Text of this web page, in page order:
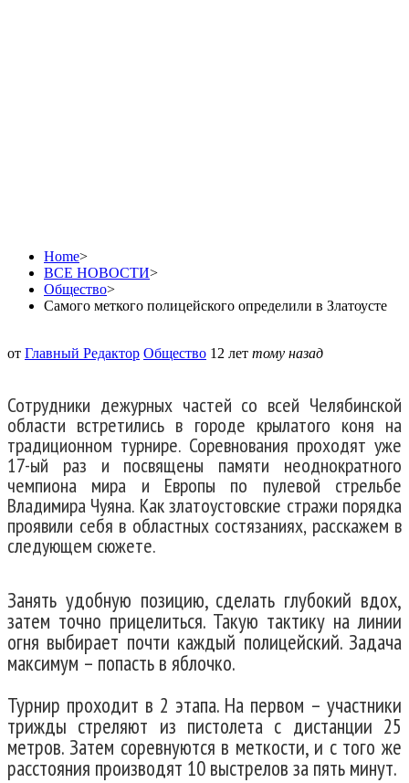
Home>
ВСЕ НОВОСТИ>
Общество>
Самого меткого полицейского определили в Златоусте
от Главный Редактор Общество 12 лет тому назад
Сотрудники дежурных частей со всей Челябинской
области встретились в городе крылатого коня на
традиционном турнире. Соревнования проходят уже
17-ый раз и посвящены памяти неоднократного
чемпиона мира и Европы по пулевой стрельбе
Владимира Чуяна. Как златоустовские стражи порядка
проявили себя в областных состязаниях, расскажем в
следующем сюжете.
Занять удобную позицию, сделать глубокий вдох,
затем точно прицелиться. Такую тактику на линии
огня выбирает почти каждый полицейский. Задача
максимум – попасть в яблочко.
Турнир проходит в 2 этапа. На первом – участники
трижды стреляют из пистолета с дистанции 25
метров. Затем соревнуются в меткости, и с того же
расстояния производят 10 выстрелов за пять минут.